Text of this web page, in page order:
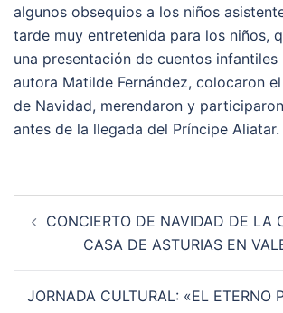
algunos obsequios a los niños
tarde muy entretenida para los niños,
una presentación de cuentos
autora Matilde Fernández, colocaron
de Navidad, merendaron y
antes de la llegada del Príncipe Aliatar.
de
entradas
CONCIERTO DE NAVIDAD DE LA
CASA DE ASTURIAS EN
JORNADA CULTURAL: «EL ETERNO